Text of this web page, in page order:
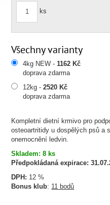
Kompletní dietní krmivo pro
osteoartritidy u dospělých psů a
onemocnění ledvin.
Skladem: 8 ks
Předpokládaná expirace:
DPH: 12 %
Bonus klub: 11 bodů
ks
Všechny varianty
4kg NEW -1162 Kč
doprava zdarma
12kg -2520 Kč
doprava zdarma